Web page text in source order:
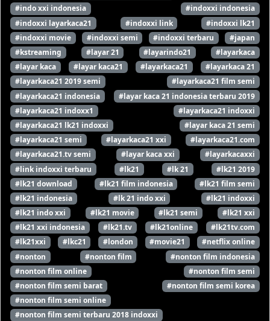
#indo xxi indonesia
#indoxxi indonesia
#indoxxi layarkaca21
#indoxxi link
#indoxxi lk21
#indoxxi movie
#indoxxi semi #indoxxi terbaru
#japan
#kstreaming
#layar 21 #layarindo21
#layarkaca
#layar kaca
#layar kaca21 #layarkaca21
#layarkaca 21
#layarkaca21 2019 semi
#layarkaca21 film semi
#layarkaca21 indonesia
#layar kaca 21 indonesia terbaru 2019
#layarkaca21 indoxx1
#layarkaca21 indoxxi
#layarkaca21 lk21 indoxxi
#layar kaca 21 semi
#layarkaca21 semi
#layarkaca21 xxi
#layarkaca21.com
#layarkaca21.tv semi
#layar kaca xxi
#layarkacaxxi
#link indoxxi terbaru
#lk21 #lk 21
#lk21 2019
#lk21 download
#lk21 film indonesia
#lk21 film semi
#lk21 indonesia
#lk 21 indo xxi
#lk21 indoxxi
#lk21 indo xxi
#lk21 movie #lk21 semi
#lk21 xxi
#lk21 xxi indonesia
#lk21.tv #lk21online
#lk21tv.com
#lk21xxi
#lkc21 #london #movie21
#netflix online
#nonton
#nonton film
#nonton film indonesia
#nonton film online
#nonton film semi
#nonton film semi barat
#nonton film semi korea
#nonton film semi online
#nonton film semi terbaru 2018 indoxxi